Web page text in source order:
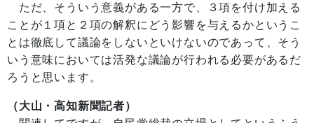
ただ、そういう意義がある一方で、３項を付け加える
ことが１項と２項の解釈にどう影響を与えるかというこ
とは徹底して議論をしないといけないのであって、そう
いう意味においては活発な議論が行われる必要があるだ
ろうと思います。
（大山・高知新聞記者）